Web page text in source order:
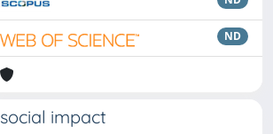
ND
social impact